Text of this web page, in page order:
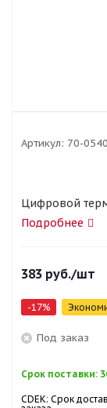
Артикул: 70-0540
Цифровой
Подробнее
383 руб./шт
-17%
Под заказ
Срок поставки:
CDEK: Срок